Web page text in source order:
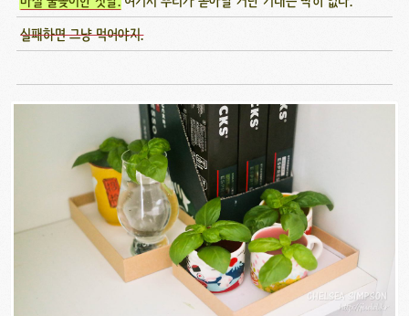
실패하면 그냥 먹어야지.